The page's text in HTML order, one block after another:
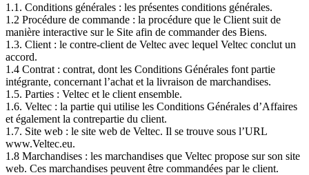
1.1. Conditions générales : les présentes conditions générales.
1.2 Procédure de commande : la procédure que le Client suit de
manière interactive sur le Site afin de commander des Biens.
1.3. Client : le contre-client de Veltec avec lequel Veltec conclut un
accord.
1.4 Contrat : contrat, dont les Conditions Générales font partie
intégrante, concernant l’achat et la livraison de marchandises.
1.5. Parties : Veltec et le client ensemble.
1.6. Veltec : la partie qui utilise les Conditions Générales d’Affaires
et également la contrepartie du client.
1.7. Site web : le site web de Veltec. Il se trouve sous l’URL
www.Veltec.eu.
1.8 Marchandises : les marchandises que Veltec propose sur son site
web. Ces marchandises peuvent être commandées par le client.